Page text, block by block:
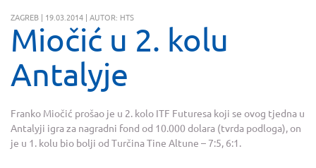
ZAGREB | 19.03.2014 | AUTOR: HTS
Miočić u 2. kolu
Antalyje
Franko Miočić prošao je u 2. kolo ITF Futuresa koji se ovog tjedna u
Antalyji igra za nagradni fond od 10.000 dolara (tvrda podloga), on
je u 1. kolu bio bolji od Turčina Tine Altune – 7:5, 6:1.